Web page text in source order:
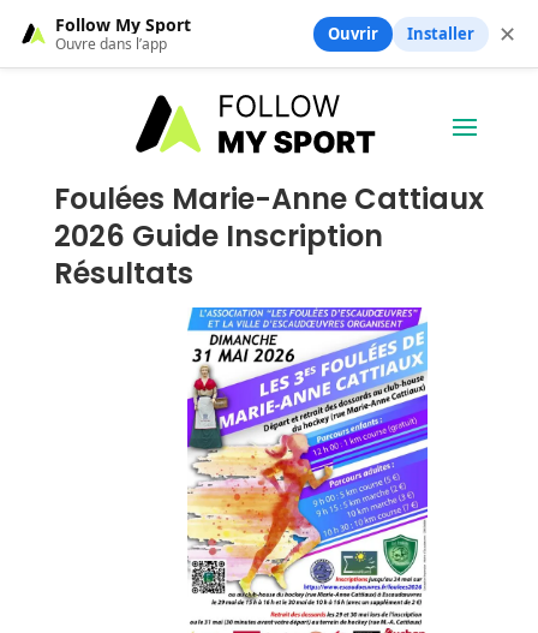
Foulées Marie-Anne Cattiaux
2026 Guide Inscription
Résultats
Follow My Sport
Ouvre dans l’app Ouvrir Installer ✕